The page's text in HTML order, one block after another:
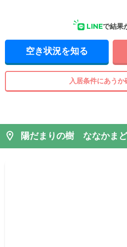
LINEで結果
空き状況を知る
入居条件にあうか
陽だまりの樹 ななかま